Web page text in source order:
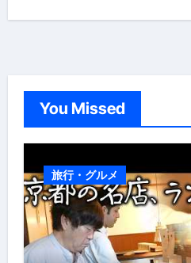
You Missed
旅行・グルメ